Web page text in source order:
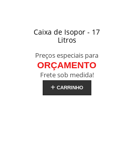
Caixa de Isopor - 17
Litros
Preços especiais para
ORÇAMENTO
Frete sob medida!
CARRINHO